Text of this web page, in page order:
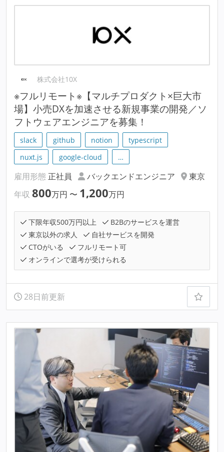
株式会社10X
※フルリモート※【マルチプロダクト×巨大市
場】小売DXを加速させる新規事業の開発／ソ
フトウェアエンジニアを募集！
slack github notion
typescript
nuxt.js
google-cloud …
雇用形態 正社員 バックエンドエンジニア
東京
年収 800万円 〜 1,200万円
下限年収500万円以上
B2Bのサービスを運営
東京以外の求人
自社サービスを開発
CTOがいる
フルリモート可
オンラインで選考が受けられる
28日前更新